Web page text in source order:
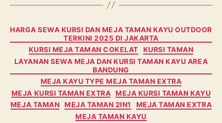
Categories
HARGA SEWA KURSI DAN MEJA TAMAN KAYU OUTDOOR
TERKINI 2025 DI JAKARTA
KURSI MEJA TAMAN COKELAT
KURSI TAMAN
LAYANAN SEWA MEJA DAN KURSI TAMAN KAYU AREA
BANDUNG
MEJA KAYU TYPE MEJA TAMAN EXTRA
MEJA KURSI TAMAN EXTRA
MEJA KURSI TAMAN KAYU
MEJA TAMAN MEJA TAMAN 2IN1
MEJA TAMAN EXTRA
MEJA TAMAN KAYU